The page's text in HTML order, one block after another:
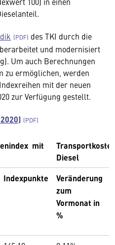
des TKI durch die
und modernisiert
Um auch Berechnungen
zu ermöglichen, werden
mit der neuen
zur Verfügung gestellt.
mit
Diesel
Indexpunkte
Veränderung
zum
Vormonat in
%